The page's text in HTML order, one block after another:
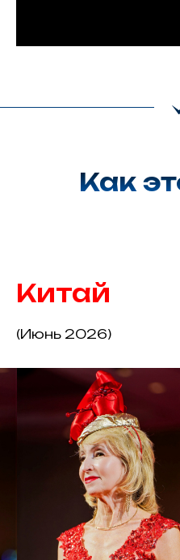
Как
Китай
(Июнь 2026)